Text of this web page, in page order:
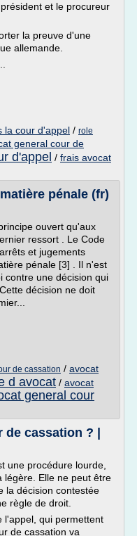
et le procureur
la preuve d'une
allemande.
la cour d'appel / role
general cour de
d'appel / frais avocat
pénale (fr)
ouvert qu'aux
ressort . Le Code
et jugements
pénale [3] . Il n'est
contre une décision qui
décision ne doit
de cassation / avocat
d avocat / avocat
general cour
cassation ? |
une procédure lourde,
légère. Elle ne peut être
la décision contestée
règle de droit.
l'appel, qui permettent
de cassation va